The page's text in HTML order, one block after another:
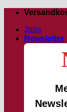
Passer
contenuJobs
Newsletter